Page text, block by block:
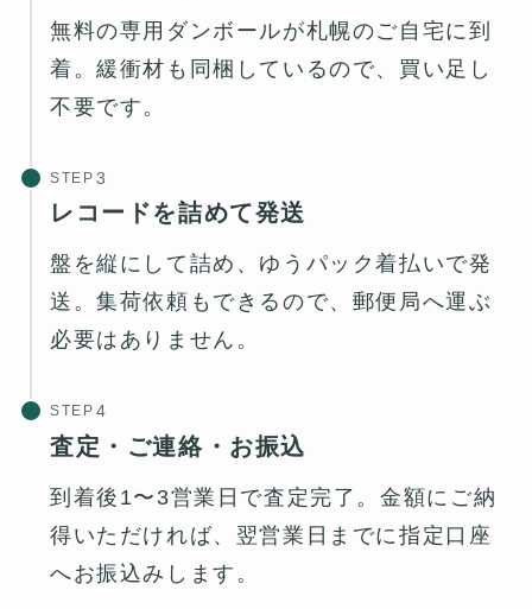
無料の専用ダンボールが札幌のご自宅に到
着。緩衝材も同梱しているので、買い足し
不要です。
STEP
レコードを詰めて発送
盤を縦にして詰め、ゆうパック着払いで発
送。集荷依頼もできるので、郵便局へ運ぶ
必要はありません。
STEP
査定・ご連絡・お振込
到着後1〜3営業日で査定完了。金額にご納
得いただければ、翌営業日までに指定口座
へお振込みします。